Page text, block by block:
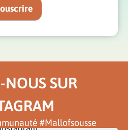
NOUS SUR
#Mallofsousse